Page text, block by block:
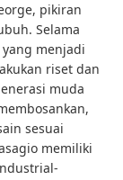
pikiran
Selama
menjadi
riset dan
muda
sesuai
memiliki